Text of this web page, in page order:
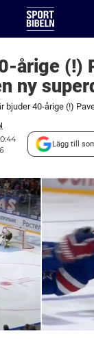
årige (!)
ny
Lägg till